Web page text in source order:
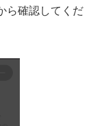
ら確認してくだ